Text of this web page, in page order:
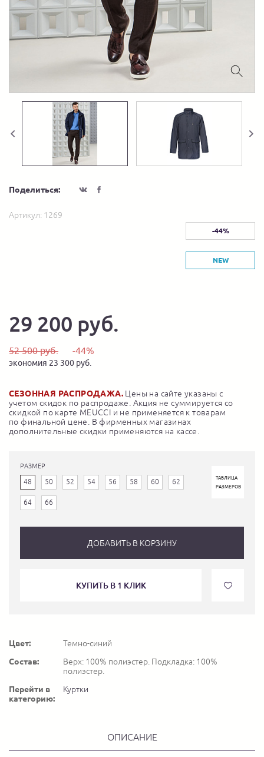
Поделиться:
Артикул: 1269
-44%
NEW
29 200 руб.
52 500 руб. -44%
экономия 23 300 руб.
СЕЗОННАЯ РАСПРОДАЖА. Цены на сайте указаны с
учетом скидок по распродаже. Акция не суммируется со
скидкой по карте MEUCCI и не применяется к товарам
по финальной цене. В фирменных магазинах
дополнительные скидки применяются на кассе.
РАЗМЕР
48 50 52 54 56 58 60 62
64 66
ТАБЛИЦА
РАЗМЕРОВ
ДОБАВИТЬ В КОРЗИНУ
КУПИТЬ В 1 КЛИК
Цвет:
Темно-синий
Состав:
Верх: 100% полиэстер. Подкладка: 100%
полиэстер.
Перейти в
категорию:
Куртки
ОПИСАНИЕ